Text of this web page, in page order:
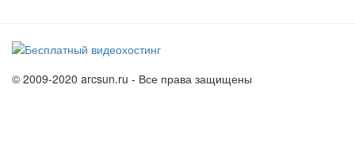
© 2009-2020 arcsun.ru - Все права защищены